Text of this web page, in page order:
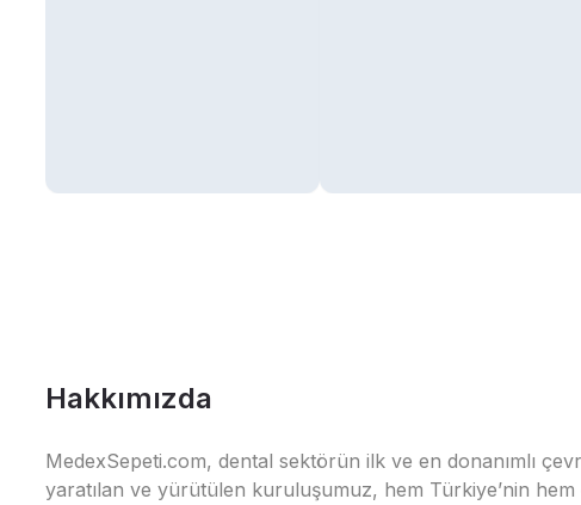
Hakkımızda
MedexSepeti.com, dental sektörün ilk ve en donanımlı
yaratılan ve yürütülen kuruluşumuz, hem Türkiye’nin hem